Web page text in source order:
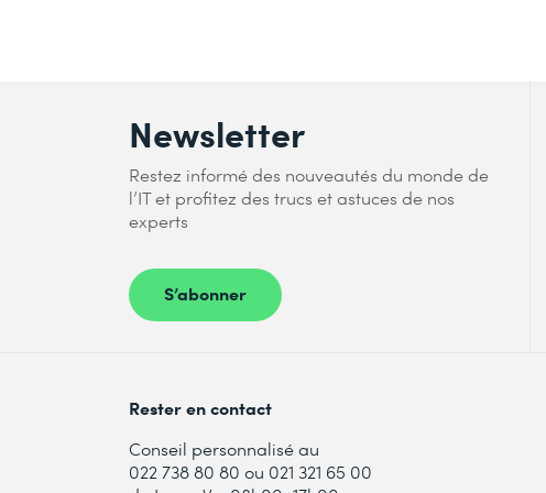
Newsletter
Restez informé des nouveautés du monde de
l’IT et profitez des trucs et astuces de nos
experts
S’abonner
Rester en contact
Conseil personnalisé au
022 738 80 80 ou 021 321 65 00